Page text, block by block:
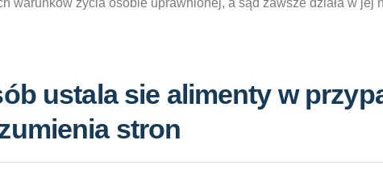
warunków życia osobie uprawnionej, a sąd zawsze działa w jej
ustala sie alimenty w
stron